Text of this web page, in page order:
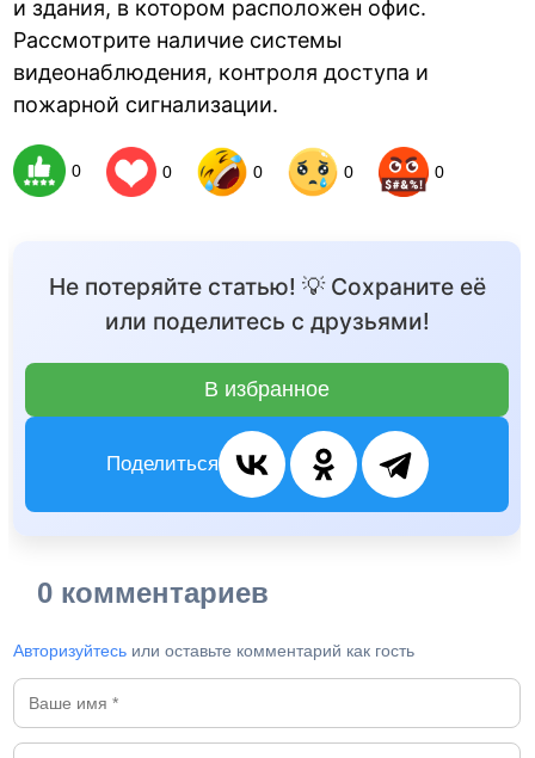
и здания, в котором расположен офис.
Рассмотрите наличие системы
видеонаблюдения, контроля доступа и
пожарной сигнализации.
0 0 0 0 0
Не потеряйте статью! 💡 Сохраните её
или поделитесь с друзьями!
В избранное
Поделиться
0 комментариев
Авторизуйтесь или оставьте комментарий как гость